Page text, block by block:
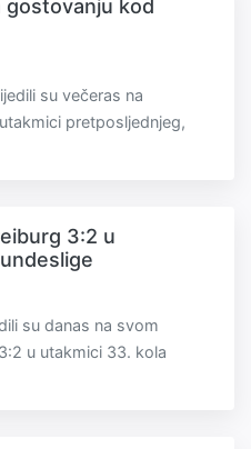
gostovanju kod
su večeras na
pretposljednjeg,
3:2 u
su danas na svom
u utakmici 33. kola